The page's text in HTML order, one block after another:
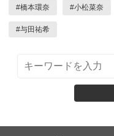
#橋本環奈 #小松菜奈
#与田祐希